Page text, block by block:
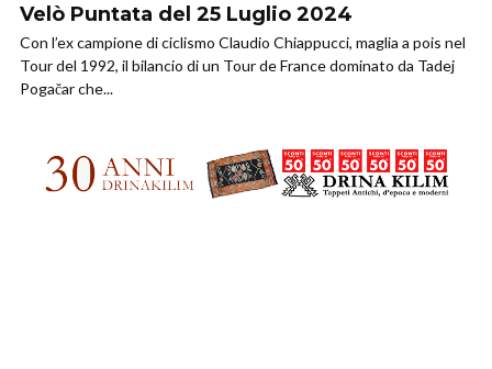
Velò Puntata del 25 Luglio 2024
Con l’ex campione di ciclismo Claudio Chiappucci, maglia a pois nel
Tour del 1992, il bilancio di un Tour de France dominato da Tadej
Pogačar che...